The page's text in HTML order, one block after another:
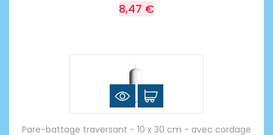
8,47 €
Pare-battage traversant - 10 x 30 cm - avec cordage